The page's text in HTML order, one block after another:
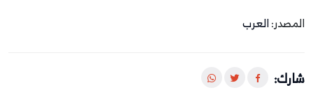
المصدر:العرب
شارك: